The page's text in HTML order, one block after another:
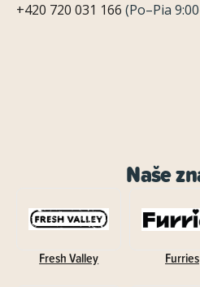
+420 720 031 166 (Po–Pia
Naše
Fresh Valley Furries